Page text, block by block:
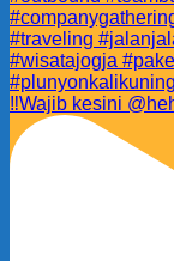
‼️Wajib kesini